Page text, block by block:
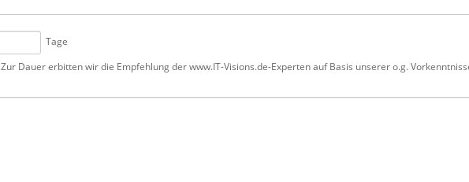
Tage
Zur Dauer erbitten wir die Empfehlung der www.IT-Visions.de-Experten auf Basis unserer o.g.